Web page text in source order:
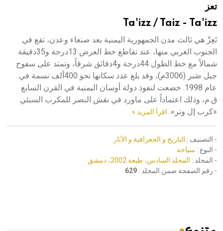
تعز
Ta'izz / Taiz - Ta'izz
تَعِزْ هي ثالث مدن الجمهورية اليمنية بعد صنعاء وعدن، تقع في
الجنوب الغربي منها، عند تقاطع خط العرض 13درجة و35دقيقة
شمالاً مع خط الطول 44درجة و4دقائق شرقاً، وتمتد على سفوح
جبل صَبر (3006م)، وقد بلغ عدد سكانها نحو 400ألف نسمة في
عام 1998. خضعت لنفوذ دولة أوسان اليمنية في القرن السابع
ق.م، وذلك اعتماداً على ماورد في نقش النصر للمكرب السبئي
«كرب إل وتر». اقرأ المزيد »
- التصنيف : التاريخ و الجغرافية و الآثار
- النوع : سياحة
- المجلد : المجلد السادس، طبعة 2002، دمشق
- رقم الصفحة ضمن المجلد : 629